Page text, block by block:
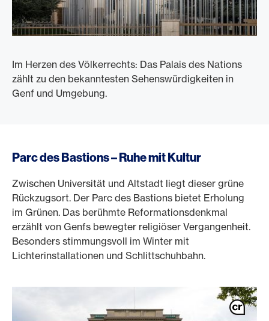
Im Herzen des Völkerrechts: Das Palais des Nations
zählt zu den bekanntesten Sehenswürdigkeiten in
Genf und Umgebung.
Parc des Bastions – Ruhe mit Kultur
Zwischen Universität und Altstadt liegt dieser grüne
Rückzugsort. Der Parc des Bastions bietet Erholung
im Grünen. Das berühmte Reformationsdenkmal
erzählt von Genfs bewegter religiöser Vergangenheit.
Besonders stimmungsvoll im Winter mit
Lichterinstallationen und Schlittschuhbahn.